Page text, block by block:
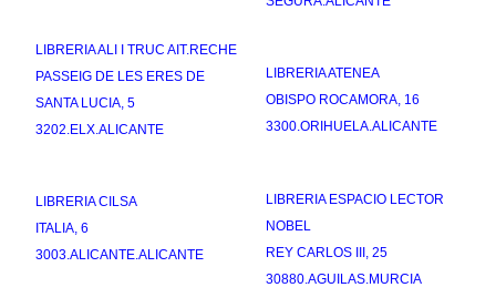
LIBRERIA ALI I TRUC AIT.RECHE
PASSEIG DE LES ERES DE
SANTA LUCIA, 5
3202.ELX.ALICANTE
LIBRERIA ATENEA
OBISPO ROCAMORA, 16
3300.ORIHUELA.ALICANTE
LIBRERIA CILSA
ITALIA, 6
3003.ALICANTE.ALICANTE
LIBRERIA ESPACIO LECTOR
NOBEL
REY CARLOS III, 25
30880.AGUILAS.MURCIA